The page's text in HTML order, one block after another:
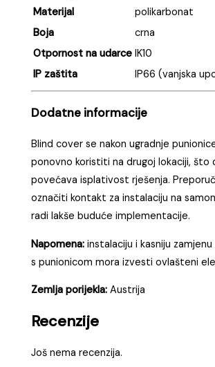
Materijal
polikarbonat
Boja
crna
Otpornost na udarce IK10
IP zaštita
IP66 (vanjska
Dodatne informacije
Blind cover se nakon ugradnje
ponovno koristiti na drugoj lokaciji, što
povećava isplativost rješenja.
označiti kontakt za instalaciju na
radi lakše buduće implementacije.
Napomena: instalaciju i kasniju
s punionicom mora izvesti ovlašteni
Zemlja porijekla: Austrija
Recenzije
Još nema recenzija.